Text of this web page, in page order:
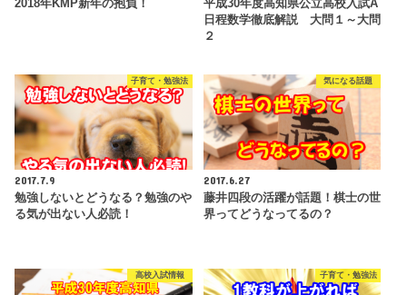
2018年KMP新年の抱負！
平成30年度高知県公立高校入試A
日程数学徹底解説 大問１～大問
２
子育て・勉強法
2017.7.9
勉強しないとどうなる？勉強のや
る気が出ない人必読！
気になる話題
2017.6.27
藤井四段の活躍が話題！棋士の世
界ってどうなってるの？
高校入試情報 子育て・勉強法